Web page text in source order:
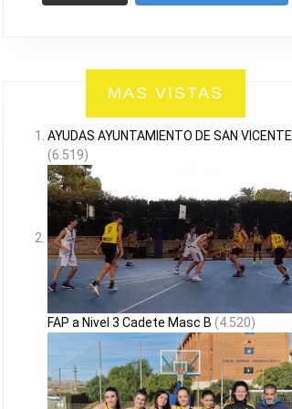
MAS VISTAS
AYUDAS AYUNTAMIENTO DE SAN VICENTE
(6.519)
FAP a Nivel 3 Cadete Masc B (4.520)